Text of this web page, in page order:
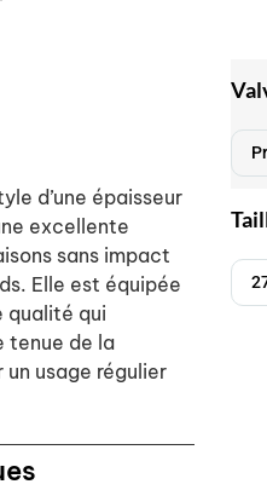
d’une épaisseur
excellente
sans impact
Elle est équipée
qualité qui
tenue de la
un usage régulier